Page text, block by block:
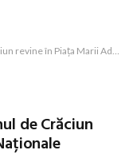
Piața Marii Adunări Naționale
de Crăciun